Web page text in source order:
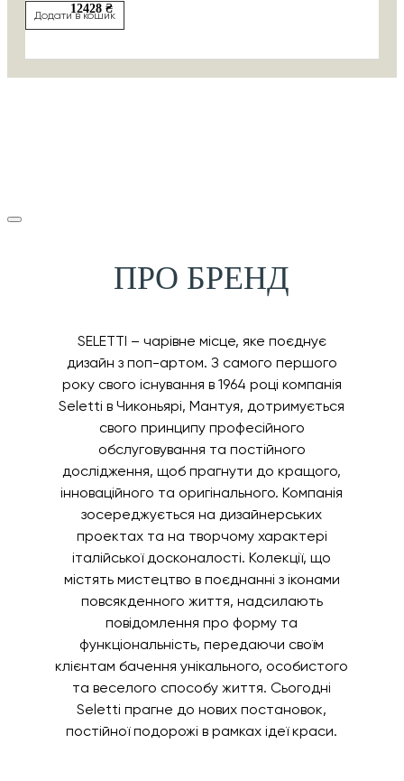
12428 ₴
Додати в кошик
ПРО БРЕНД
SELETTI – чарівне місце, яке поєднує
дизайн з поп-артом. З самого першого
року свого існування в 1964 році компанія
Seletti в Чиконьярі, Мантуя, дотримується
свого принципу професійного
обслуговування та постійного
дослідження, щоб прагнути до кращого,
інноваційного та оригінального. Компанія
зосереджується на дизайнерських
проектах та на творчому характері
італійської досконалості. Колекції, що
містять мистецтво в поєднанні з іконами
повсякденного життя, надсилають
повідомлення про форму та
функціональність, передаючи своїм
клієнтам бачення унікального, особистого
та веселого способу життя. Сьогодні
Seletti прагне до нових постановок,
постійної подорожі в рамках ідеї краси.